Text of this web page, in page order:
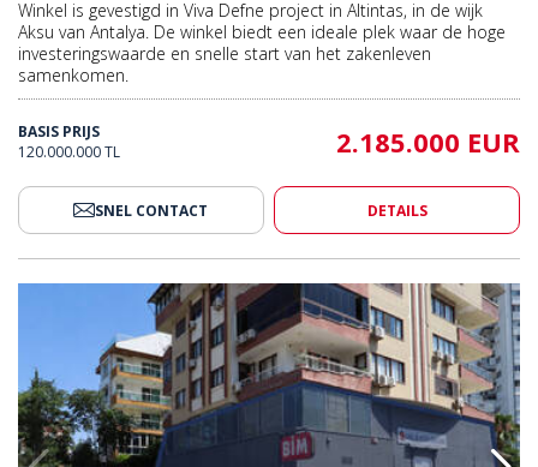
Winkel is gevestigd in Viva Defne project in Altintas, in de wijk
Aksu van Antalya. De winkel biedt een ideale plek waar de hoge
investeringswaarde en snelle start van het zakenleven
samenkomen.
BASIS PRIJS
120.000.000 TL
2.185.000 EUR
SNEL CONTACT DETAILS
In Antalya Muratpaşa 2 3 Winkelpanden Nabij